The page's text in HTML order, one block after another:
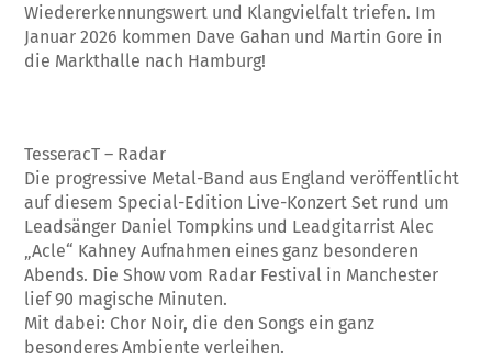
Wiedererkennungswert und Klangvielfalt triefen. Im
Januar 2026 kommen Dave Gahan und Martin Gore in
die Markthalle nach Hamburg!
TesseracT – Radar
Die progressive Metal-Band aus England veröffentlicht
auf diesem Special-Edition Live-Konzert Set rund um
Leadsänger Daniel Tompkins und Leadgitarrist Alec
„Acle“ Kahney Aufnahmen eines ganz besonderen
Abends. Die Show vom Radar Festival in Manchester
lief 90 magische Minuten.
Mit dabei: Chor Noir, die den Songs ein ganz
besonderes Ambiente verleihen.